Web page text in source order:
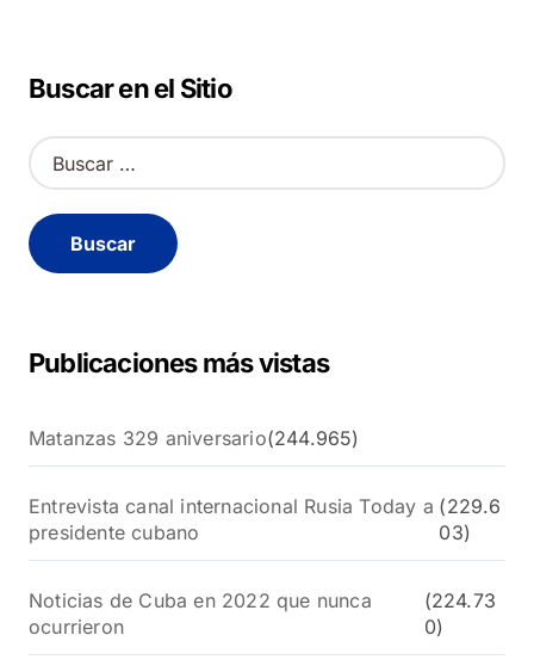
Buscar en el Sitio
B
u
c
a
Publicaciones más vistas
Matanzas 329 aniversario(244.965)
Entrevista canal internacional Rusia Today a
presidente cubano
(229.6
03)
Noticias de Cuba en 2022 que nunca
ocurrieron
(224.73
0)